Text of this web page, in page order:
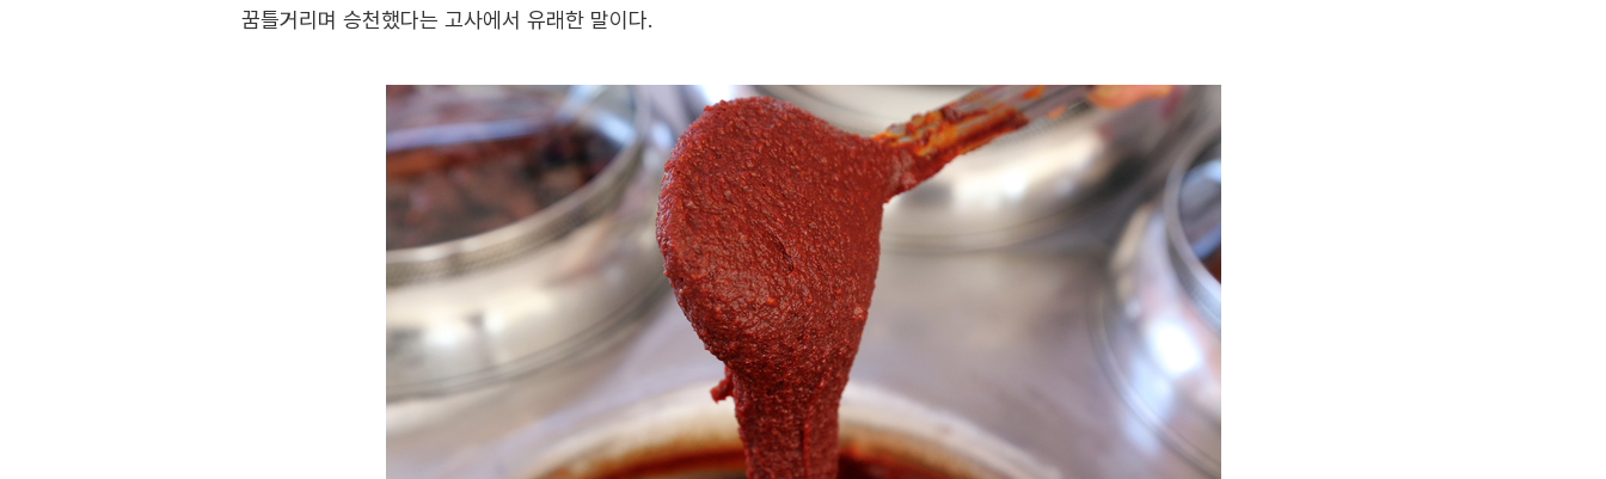
꿈틀거리며 승천했다는 고사에서 유래한 말이다.